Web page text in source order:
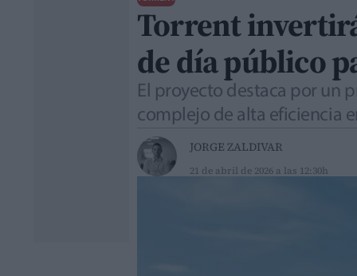
Torrent
de día público
El proyecto destaca por un
complejo de alta eficiencia
JORGE ZALDIVAR
21 de abril de 2026 a las 12:30h